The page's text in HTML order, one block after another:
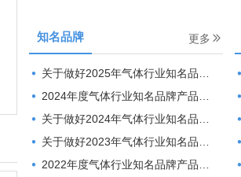
知名品牌 更多
关于做好2025年气体行业知名品牌产品申报、推荐工作的通知
2024年度气体行业知名品牌产品公示公告
关于做好2024年气体行业知名品牌产品申报、推荐工作的通知
关于做好2023年气体行业知名品牌产品申报、推荐工作的通知
2022年度气体行业知名品牌产品公示公告